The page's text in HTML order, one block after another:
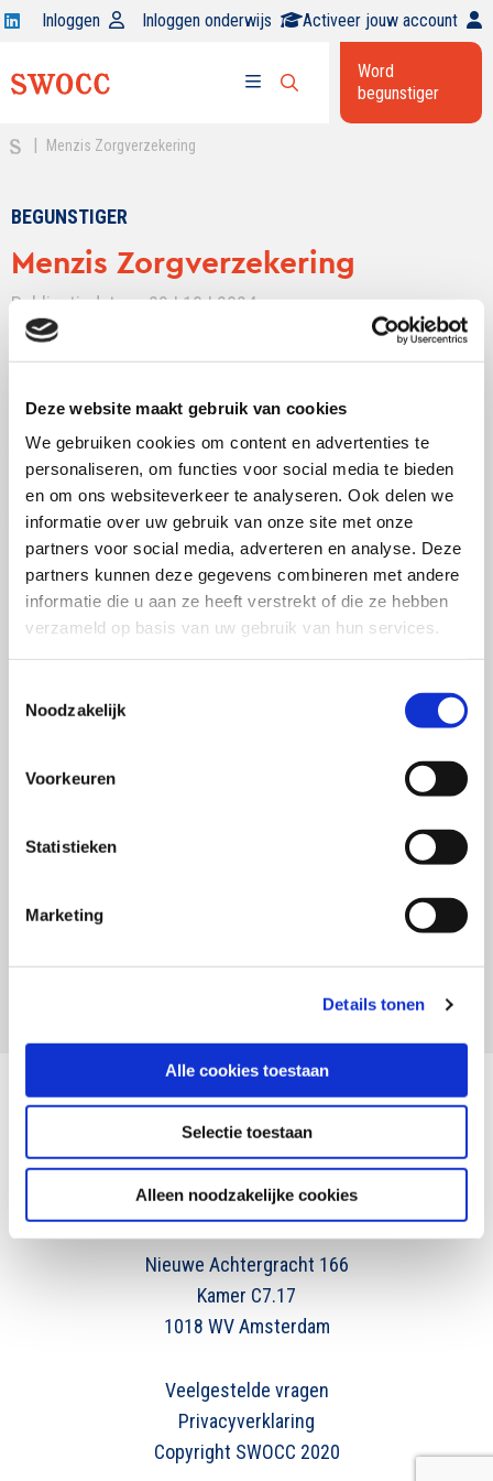
Deze website maakt gebruik van cookies
We gebruiken cookies om content en advertenties te
personaliseren, om functies voor social media te bieden
en om ons websiteverkeer te analyseren. Ook delen we
informatie over uw gebruik van onze site met onze
partners voor social media, adverteren en analyse. Deze
partners kunnen deze gegevens combineren met andere
informatie die u aan ze heeft verstrekt of die ze hebben
verzameld op basis van uw gebruik van hun services.
Noodzakelijk
Voorkeuren
Statistieken
Marketing
Details tonen
Alle cookies toestaan
Selectie toestaan
Alleen noodzakelijke cookies
Open
op
Inloggen Inloggen onderwijs Activeer jouw account
Open
zoekbalk
Word
begunstiger
Menzis Zorgverzekering
BEGUNSTIGER
Menzis Zorgverzekering
Publicatiedatum: 23 | 10 | 2024
Mail mij 1x per maand een update
communicatie
Voornaam
Achternaam
info@swocc.nl
020 525 35 90
Contact
Nieuwe Achtergracht 166
Kamer C7.17
1018 WV Amsterdam
Veelgestelde vragen
Privacyverklaring
Copyright SWOCC 2020